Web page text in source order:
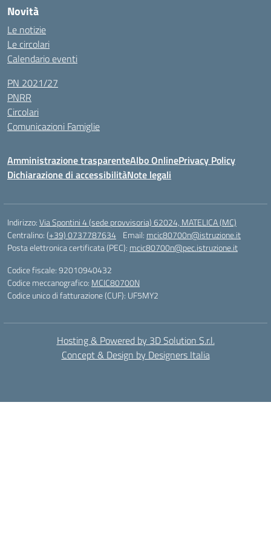
Novità
Le notizie
Le circolari
Calendario eventi
PN 2021/27
PNRR
Circolari
Comunicazioni Famiglie
Amministrazione trasparenteAlbo OnlinePrivacy Policy
Dichiarazione di accessibilitàNote legali
Indirizzo:Via Spontini 4 (sede provvisoria) 62024, MATELICA (MC)
Centralino:(+39) 0737787634 Email: mcic80700n@istruzione.it
Posta elettronica certificata (PEC): mcic80700n@pec.istruzione.it
Codice fiscale: 92010940432
Codice meccanografico: MCIC80700N
Codice unico di fatturazione (CUF): UF5MY2
Hosting & Powered by 3D Solution S.r.l.
Concept & Design by Designers Italia